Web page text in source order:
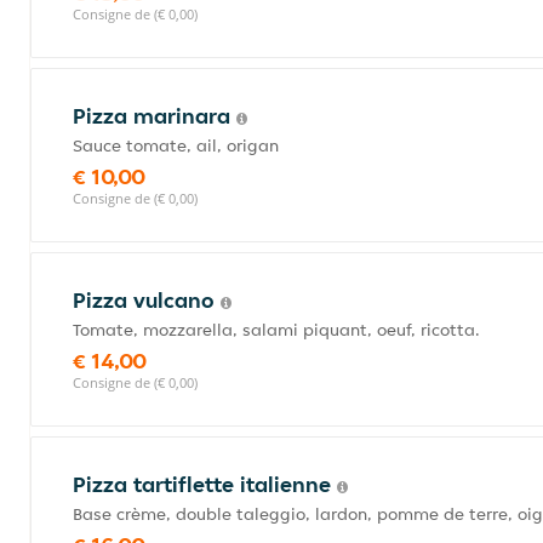
Consigne de (€ 0,00)
Pizza marinara
Sauce tomate, ail, origan
€ 10,00
Consigne de (€ 0,00)
Pizza vulcano
Tomate, mozzarella, salami piquant, oeuf, ricotta.
€ 14,00
Consigne de (€ 0,00)
Pizza tartiflette italienne
Base crème, double taleggio, lardon, pomme de terre,